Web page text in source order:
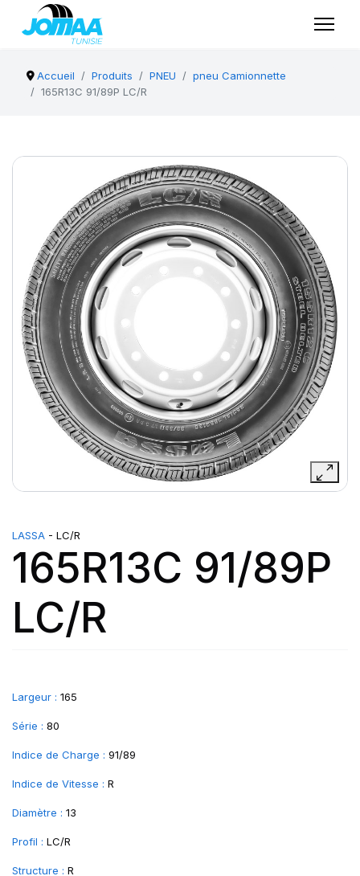
Accueil Produits PNEU
pneu Camionnette
165R13C 91/89P LC/R
LASSA - LC/R
165R13C 91/89P
LC/R
Largeur : 165
Série : 80
Indice de Charge : 91/89
Indice de Vitesse : R
Diamètre : 13
Profil : LC/R
Structure : R